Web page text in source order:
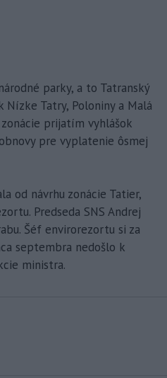
parky, a to Tatranský
Nízke Tatry, Poloniny a Malá
prijatím vyhlášok
pre vyplatenie ôsmej
od návrhu zonácie Tatier,
Predseda SNS Andrej
Šéf envirorezortu si za
septembra nedošlo k
ministra.